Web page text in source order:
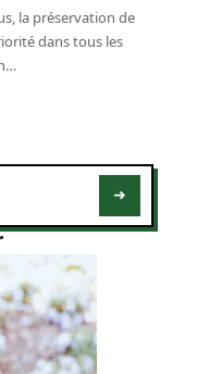
la préservation de
dans tous les
…